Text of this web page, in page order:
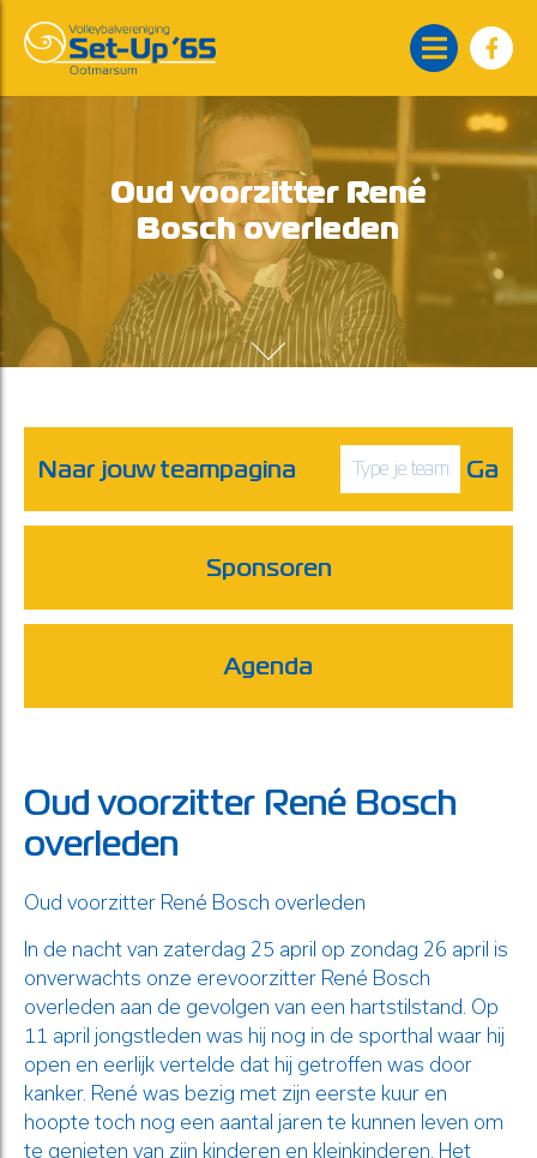
Oud voorzitter René
Bosch overleden
Naar jouw teampagina Ga
Sponsoren
Agenda
Oud voorzitter René Bosch
overleden
Oud voorzitter René Bosch overleden
In de nacht van zaterdag 25 april op zondag 26 april is
onverwachts onze erevoorzitter René Bosch
overleden aan de gevolgen van een hartstilstand. Op
11 april jongstleden was hij nog in de sporthal waar hij
open en eerlijk vertelde dat hij getroffen was door
kanker. René was bezig met zijn eerste kuur en
hoopte toch nog een aantal jaren te kunnen leven om
te genieten van zijn kinderen en kleinkinderen. Het